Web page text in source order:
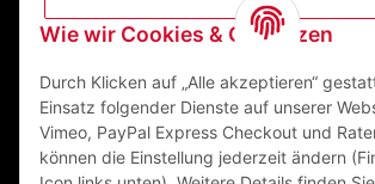
Wie wir Cookies & Co nutzen
Durch Klicken auf „Alle akzeptieren“
Einsatz folgender Dienste auf unserer
Vimeo, PayPal Express Checkout und
können die Einstellung jederzeit ändern
ZEGO Textilveredelungszentrum GmbH
63741 Aschaffenburg Deutschland
Mail:info@zego-tvz.de
Tel.:06021 59092-0